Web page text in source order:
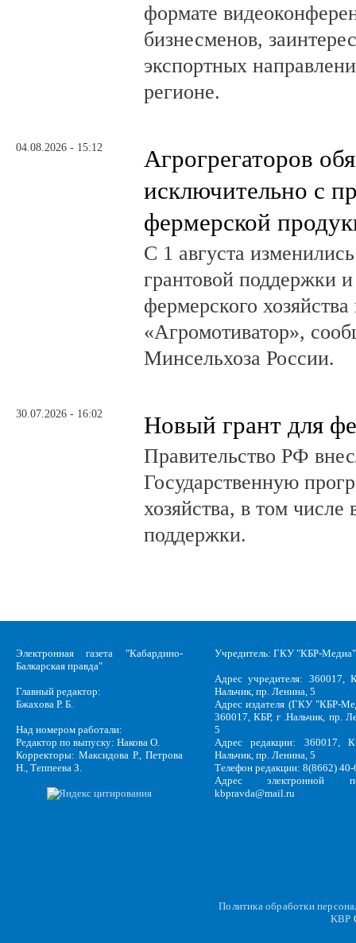
формате
бизнесменов,
экспортных
регионе.
04.08.2026 - 15:12
Агрогрегаторов
исключительно с
фермерской
С 1 августа
грантовой поддержки
фермерского хозяйства
«Агромотиватор»,
Минсельхоза России.
30.07.2026 - 16:02 Новый грант для
Правительство РФ
Государственную
хозяйства, в том числе
поддержки.
Электронная газета "Кабардино-
Балкарская правда"
Главный редактор:
Бжахова Р. Б.
Над номером работали:
Редактор по выпуску: Накова О.
Корректоры: Максидова Р., Петрова
Н., Теппеева З.
Учредитель: ГКУ "КБР-Медиа"
Адрес учредителя: 360017,
Нальчик, пр. Ленина, 5
Адрес издателя (ГКУ "КБР-
360017, КБР, г .Нальчик, пр.
5
Адрес редакции: 360017,
Нальчик, пр. Ленина, 5
Телефон редакции: 8(8662)
Адрес электронной
kbpravda@mail.ru
Политика обработки
KBP